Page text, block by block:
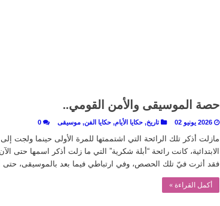
حصة الموسيقى والأمن القومي..
2026 يونيو 02 تاريخ,حكايا الأيام,حكايا الفن,موسيقى 0
مازلت أذكر تلك الرائحة التي اشتممتها للمرة الأولى حينما ولجت
الابتدائية، كانت رائحة “أبلة شكرية” التي ما زلت أذكر اسمها حتى
فقد أثرت فيّ تلك الحصص، وفي ارتباطي فيما بعد بالموسيقى،
أكمل القراءة »